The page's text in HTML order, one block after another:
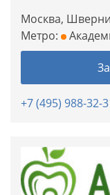
Москва,
Метро:
+7 (495) 988-32-